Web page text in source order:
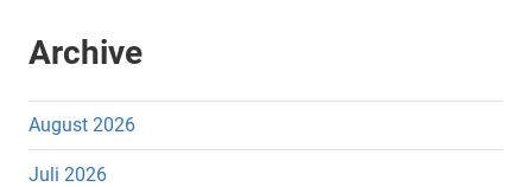
Archive
August 2026
Juli 2026